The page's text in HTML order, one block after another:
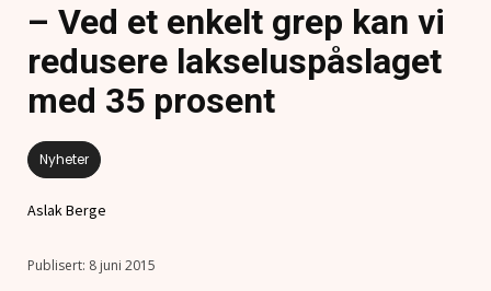
– Ved et enkelt grep kan vi
redusere lakseluspåslaget
med 35 prosent
Nyheter
Aslak Berge
8 juni 2015